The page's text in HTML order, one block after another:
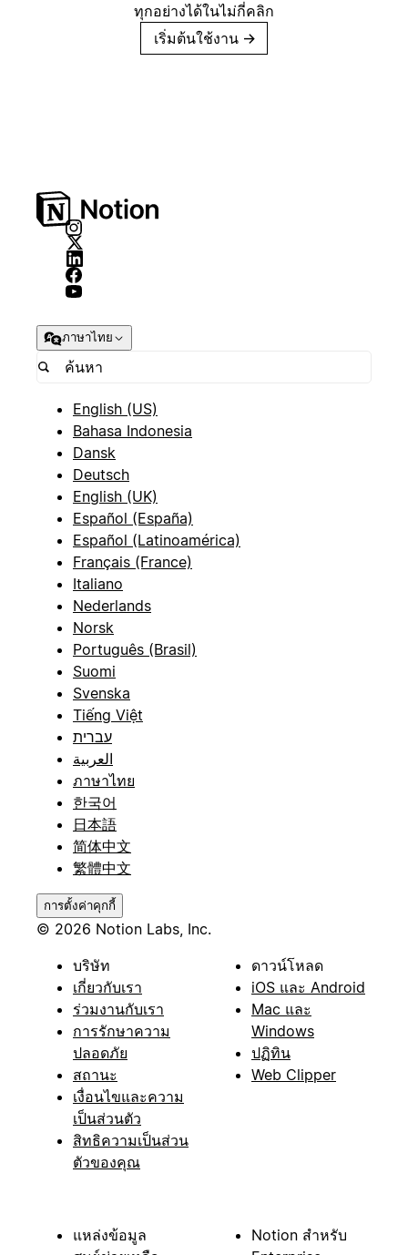
ทุกอย่างได้ในไม่กี่คลิก
เริ่มต้นใช้งาน →
ภาษาไทย
English (US)
Bahasa Indonesia
Dansk
Deutsch
English (UK)
Español (España)
Español (Latinoamérica)
Français (France)
Italiano
Nederlands
Norsk
Português (Brasil)
Suomi
Svenska
Tiếng Việt
עברית
العربية
ภาษาไทย
한국어
日本語
简体中文
繁體中文
การตั้งค่าคุกกี้
© 2026 Notion Labs, Inc.
บริษัท
เกี่ยวกับเรา
ร่วมงานกับเรา
การรักษาความ
ปลอดภัย
สถานะ
เงื่อนไขและความ
เป็นส่วนตัว
สิทธิความเป็นส่วน
ตัวของคุณ
ดาวน์โหลด
iOS และ Android
Mac และ
Windows
ปฏิทิน
Web Clipper
แหล่งข้อมูล
Notion สำหรับ